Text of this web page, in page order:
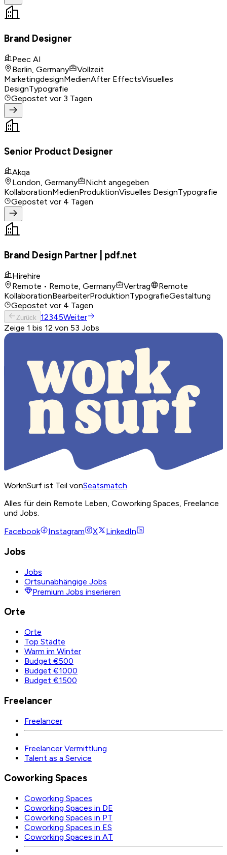
Brand Designer
Peec AI
Berlin, Germany
Vollzeit
MarketingdesignMedienAfter EffectsVisuelles
DesignTypografie
Gepostet vor 3 Tagen
Senior Product Designer
Akqa
London, Germany
Nicht angegeben
KollaborationMedienProduktionVisuelles DesignTypografie
Gepostet vor 4 Tagen
Brand Design Partner | pdf.net
Hirehire
Remote • Remote, Germany
Vertrag
Remote
KollaborationBearbeiterProduktionTypografieGestaltung
Gepostet vor 4 Tagen
Zurück 12345Weiter
Zeige 1 bis 12 von 53 Jobs
WorknSurf ist Teil vonSeatsmatch
Alles für dein Remote Leben, Coworking Spaces, Freelance
und Jobs.
Facebook
Instagram X LinkedIn
Jobs
Jobs
Ortsunabhängige Jobs
Premium Jobs inserieren
Orte
Orte
Top Städte
Warm im Winter
Budget €500
Budget €1000
Budget €1500
Freelancer
Freelancer
Freelancer Vermittlung
Talent as a Service
Coworking Spaces
Coworking Spaces
Coworking Spaces in DE
Coworking Spaces in PT
Coworking Spaces in ES
Coworking Spaces in AT